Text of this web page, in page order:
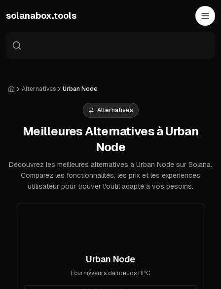
solanabox.tools
AccueilAlternatives Urban Node
Alternatives
Meilleures Alternatives à Urban
Node
Découvrez les meilleures alternatives à Urban Node sur Solana.
Comparez les fonctionnalités, les prix et les expériences
utilisateur pour trouver l'outil adapté à vos besoins.
Urban Node
Fournisseurs de nœuds RPC